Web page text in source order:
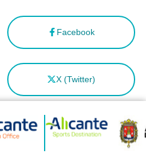
Facebook
X (Twitter)